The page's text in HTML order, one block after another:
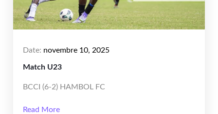
Date: novembre 10, 2025
Match U23
BCCI (6-2) HAMBOL FC
Read More